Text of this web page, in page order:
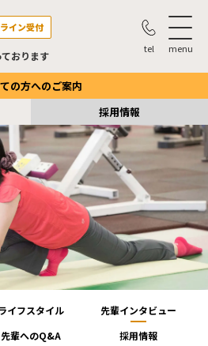
イン受付
っております
おります
の方へのご案内
採用情報
イフスタイル
先輩インタビュー
先輩へのQ&A
採用情報